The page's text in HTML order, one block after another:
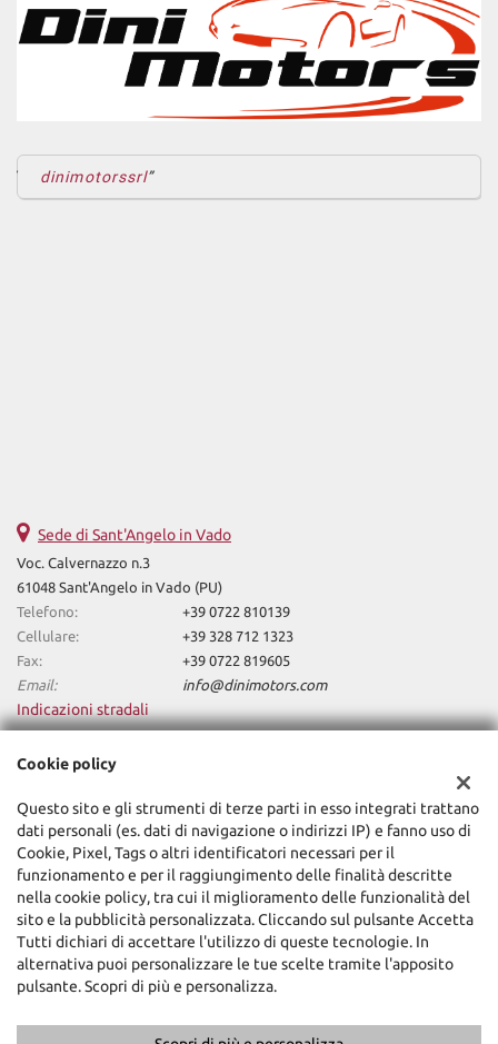
dinimotorssrl
Sede di Sant'Angelo in Vado
Voc. Calvernazzo n.3
61048 Sant'Angelo in Vado (PU)
Telefono:
+39 0722 810139
Cellulare:
+39 328 712 1323
Fax:
+39 0722 819605
Email:
info@dinimotors.com
Indicazioni stradali
Dini Motors Srl
Via Nazionale Sud, 5, Sant'Angelo in Vado (PU)
C.F/P.IVA: 02318740418
Registro delle imprese: PU
Cookie policy
Questo sito e gli strumenti di terze parti in esso integrati trattano
dati personali (es. dati di navigazione o indirizzi IP) e fanno uso di
Cookie, Pixel, Tags o altri identificatori necessari per il
funzionamento e per il raggiungimento delle finalità descritte
nella cookie policy, tra cui il miglioramento delle funzionalità del
sito e la pubblicità personalizzata. Cliccando sul pulsante Accetta
Tutti dichiari di accettare l'utilizzo di queste tecnologie. In
alternativa puoi personalizzare le tue scelte tramite l'apposito
pulsante. Scopri di più e personalizza.